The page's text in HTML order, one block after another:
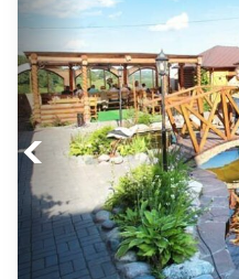
Previous